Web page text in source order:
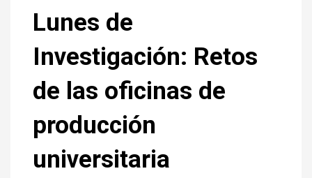
Lunes de
Investigación: Retos
de las oficinas de
producción
universitaria